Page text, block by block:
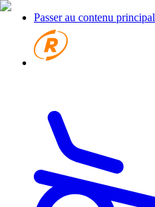
Passer au contenu principal